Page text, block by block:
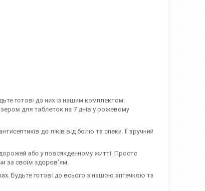
готові до них із нашим комплектом:
для таблеток на 7 днів у рожевому
до ліків від болю та спеки. Її зручний
або у повсякденному житті. Просто
за своїм здоров'ям.
Будьте готові до всього з нашою аптечкою та